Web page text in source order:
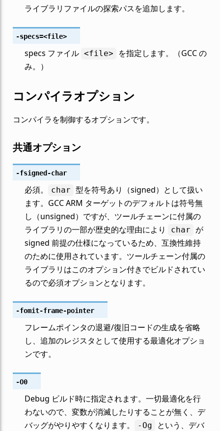
ライブラリファイルの探索パスを追加します。
-specs=<file>
specs ファイル <file>
を指定します。（GCC の
み。）
コンパイラオプション
コンパイラを制御するオプションです。
共通オプション
-fsigned-char
必須。 char 型を符号あり（signed）として扱い
ます。GCC ARM ターゲットのデフォルトは符号無
し（unsigned）ですが、ツールチェーンに付属の
ライブラリの一部が歴史的な理由により
char
が
signed 前提の仕様になっているため、互換性維持
のために使用されています。ツールチェーン付属の
ライブラリはこのオプション付きでビルドされてい
るので必須オプションとなります。
-fomit-frame-pointer
フレームポインタの退避/復旧コードの生成を省略
し、追加のレジスタとして使用する最適化オプショ
ンです。
-O0
Debug ビルド時に指定されます。一切最適化を行
わないので、変数が消滅したりすることが無く、デ
バッグがやりやすくなります。
-Og
という、デバ